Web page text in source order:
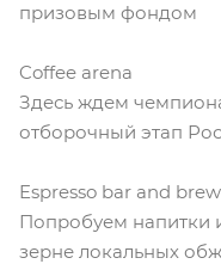
призовым фондом
Coffee arena
Здесь ждем
отборочный этап
Espresso bar and
Попробуем напитки
зерне локальных